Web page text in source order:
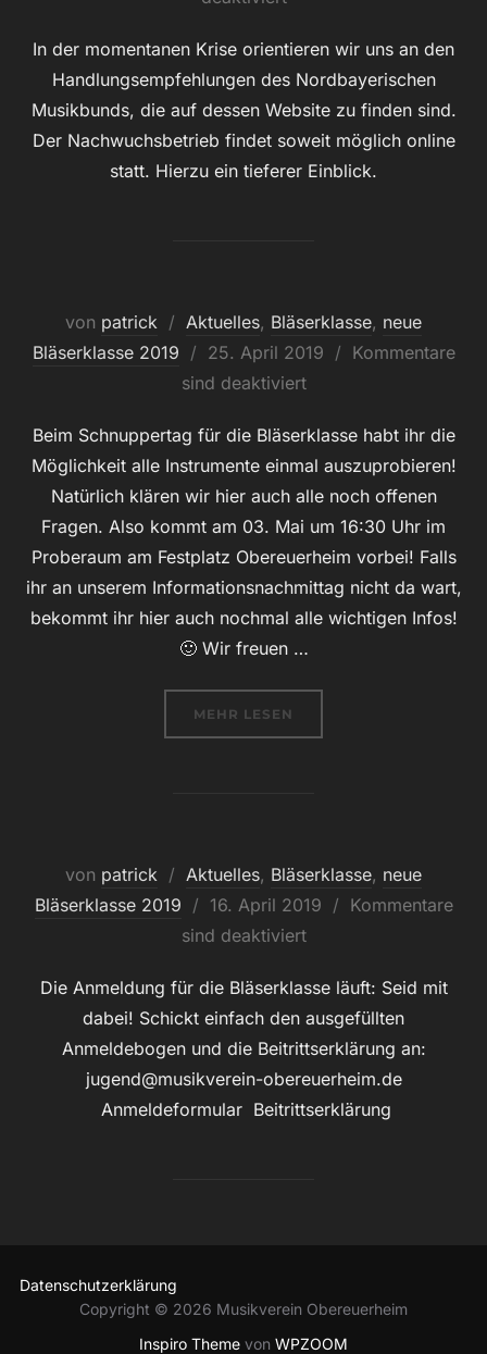
In der momentanen Krise orientieren wir uns an den
Handlungsempfehlungen des Nordbayerischen
Musikbunds, die auf dessen Website zu finden sind.
Der Nachwuchsbetrieb findet soweit möglich online
statt. Hierzu ein tieferer Einblick.
von patrick Aktuelles, Bläserklasse, neue
Bläserklasse 2019
Veröffentlicht
am
25. April 2019
Kommentare
sind deaktiviert
Beim Schnuppertag für die Bläserklasse habt ihr die
Möglichkeit alle Instrumente einmal auszuprobieren!
Natürlich klären wir hier auch alle noch offenen
Fragen. Also kommt am 03. Mai um 16:30 Uhr im
Proberaum am Festplatz Obereuerheim vorbei! Falls
ihr an unserem Informationsnachmittag nicht da wart,
bekommt ihr hier auch nochmal alle wichtigen Infos!
🙂 Wir freuen …
MEHR ÜBER „SCHNUPPERTAG
LESEN
von patrick Aktuelles, Bläserklasse, neue
Bläserklasse 2019
Veröffentlicht
am
16. April 2019
Kommentare
sind deaktiviert
Die Anmeldung für die Bläserklasse läuft: Seid mit
dabei! Schickt einfach den ausgefüllten
Anmeldebogen und die Beitrittserklärung an:
jugend@musikverein-obereuerheim.de
Anmeldeformular Beitrittserklärung
Datenschutzerklärung
Copyright © 2026 Musikverein Obereuerheim
Inspiro Theme von WPZOOM